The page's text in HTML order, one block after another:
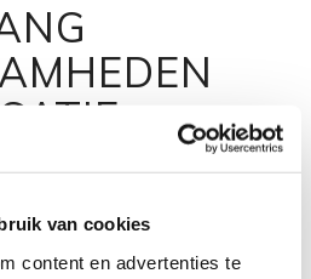
van cookies
content en advertenties te